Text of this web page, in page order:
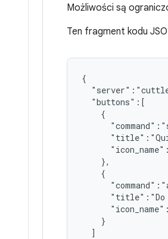
Możliwości są
Ten fragment kodu
{
  "buttons":[
    {
    },
    {
"title":"Do
    }
  ]